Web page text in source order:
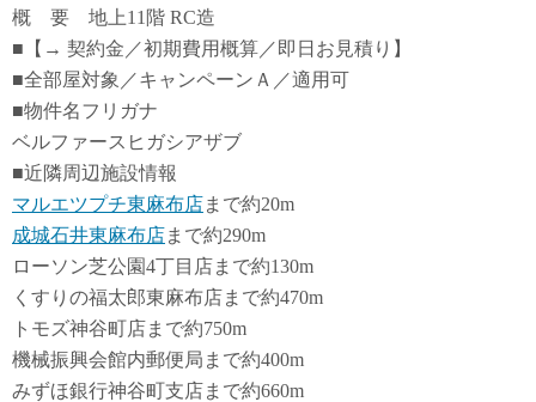
概 要 地上11階 RC造
■【→ 契約金／初期費用概算／即日お見積り】
■全部屋対象／キャンペーンＡ／適用可
■物件名フリガナ
ベルファースヒガシアザブ
■近隣周辺施設情報
マルエツプチ東麻布店まで約20m
成城石井東麻布店まで約290m
ローソン芝公園4丁目店まで約130m
くすりの福太郎東麻布店まで約470m
トモズ神谷町店まで約750m
機械振興会館内郵便局まで約400m
みずほ銀行神谷町支店まで約660m